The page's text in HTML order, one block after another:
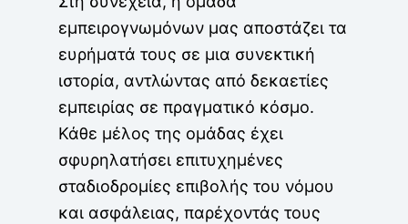
εμπειρογνωμόνων μας αποστάζει τα
ευρήματά τους σε μια συνεκτική
ιστορία, αντλώντας από δεκαετίες
εμπειρίας σε πραγματικό κόσμο.
Κάθε μέλος της ομάδας έχει
σφυρηλατήσει επιτυχημένες
σταδιοδρομίες επιβολής του νόμου
και ασφάλειας, παρέχοντάς τους